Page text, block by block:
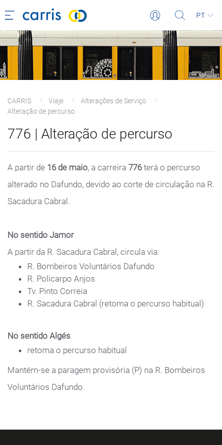
PT
CARRIS Viaje
Alterações de Serviço
Alteração de percurso
776 | Alteração de percurso
A partir de 16 de maio, a carreira 776terá o percurso
alterado no Dafundo, devido ao corte de circulação na R.
Sacadura Cabral.
No sentido Jamor
A partir da R. Sacadura Cabral, circula via:
R. Bombeiros Voluntários Dafundo
R. Policarpo Anjos
Tv. Pinto Correia
R. Sacadura Cabral (retoma o percurso habitual)
No sentido Algés
retoma o percurso habitual
Mantém-se a paragem provisória (P) na R. Bombeiros
Voluntários Dafundo.